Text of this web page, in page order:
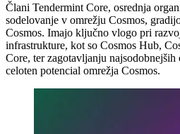
Člani Tendermint Core, osrednja
sodelovanje v omrežju Cosmos,
Cosmos. Imajo ključno vlogo pri
infrastrukture, kot so Cosmos Hub,
Core, ter zagotavljanju
celoten potencial omrežja Cosmos.